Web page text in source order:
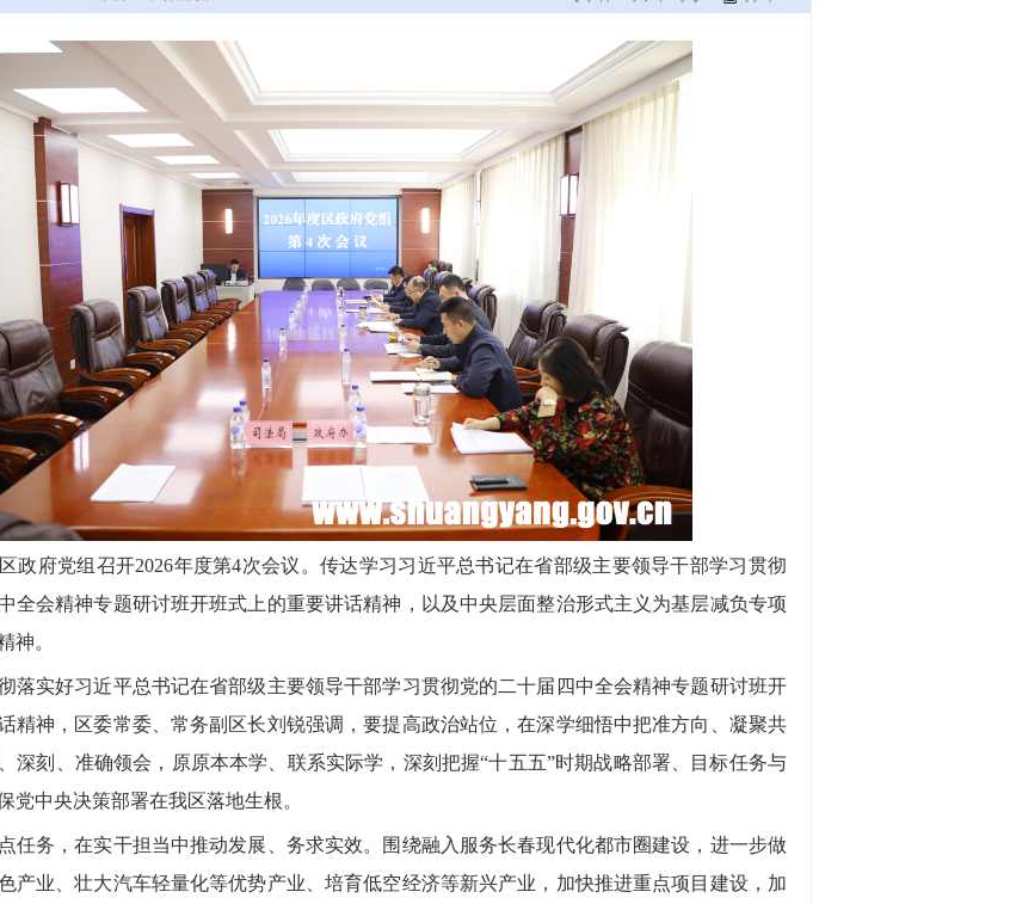
府党组召开2026年度第4次会议。传达学习习近平总书记在省部级主要领导干部学习贯彻
全会精神专题研讨班开班式上的重要讲话精神，以及中央层面整治形式主义为基层减负专项
神。
实好习近平总书记在省部级主要领导干部学习贯彻党的二十届四中全会精神专题研讨班开
精神，区委常委、常务副区长刘锐强调，要提高政治站位，在深学细悟中把准方向、凝聚共
深刻、准确领会，原原本本学、联系实际学，深刻把握“十五五”时期战略部署、目标任务与
党中央决策部署在我区落地生根。
务，在实干担当中推动发展、务求实效。围绕融入服务长春现代化都市圈建设，进一步做
产业、壮大汽车轻量化等优势产业、培育低空经济等新兴产业，加快推进重点项目建设，加